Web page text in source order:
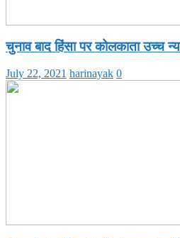
चुनाव बाद हिंसा पर कोलकाता उच्च
July 22, 2021 harinayak 0